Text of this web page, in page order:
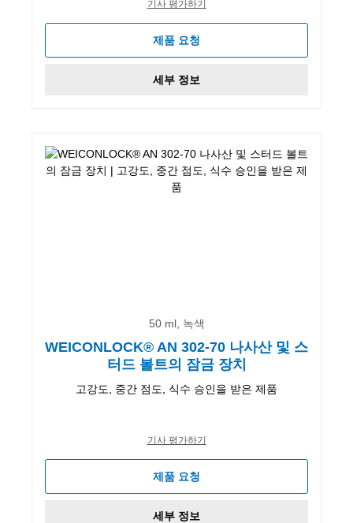
기사 평가하기
제품 요청
세부 정보
50 ml, 녹색
WEICONLOCK® AN 302-70 나사산 및 스
터드 볼트의 잠금 장치
고강도, 중간 점도, 식수 승인을 받은 제품
기사 평가하기
제품 요청
세부 정보